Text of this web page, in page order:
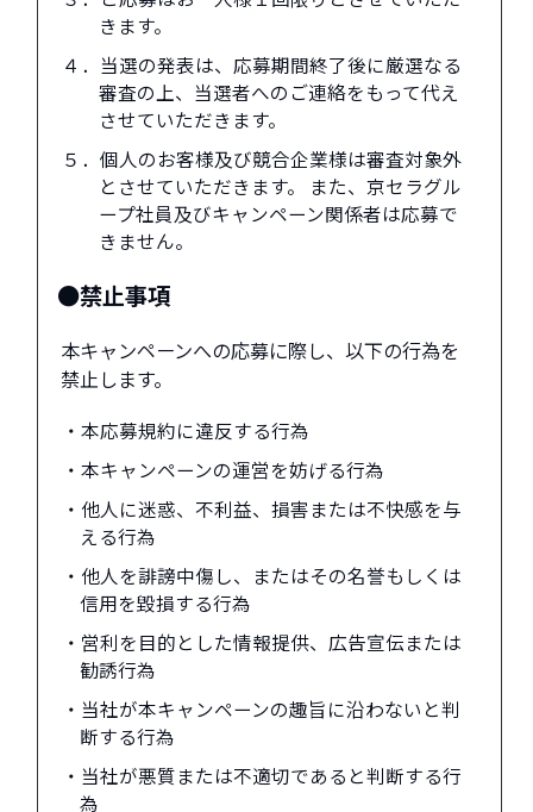
きます。
４．当選の発表は、応募期間終了後に厳選なる
審査の上、当選者へのご連絡をもって代え
させていただきます。
５．個人のお客様及び競合企業様は審査対象外
とさせていただきます。 また、京セラグル
ープ社員及びキャンペーン関係者は応募で
きません。
●禁止事項
本キャンペーンへの応募に際し、以下の行為を
禁止します。
・本応募規約に違反する行為
・本キャンペーンの運営を妨げる行為
・他人に迷惑、不利益、損害または不快感を与
える行為
・他人を誹謗中傷し、またはその名誉もしくは
信用を毀損する行為
・営利を目的とした情報提供、広告宣伝または
勧誘行為
・当社が本キャンペーンの趣旨に沿わないと判
断する行為
・当社が悪質または不適切であると判断する行
為